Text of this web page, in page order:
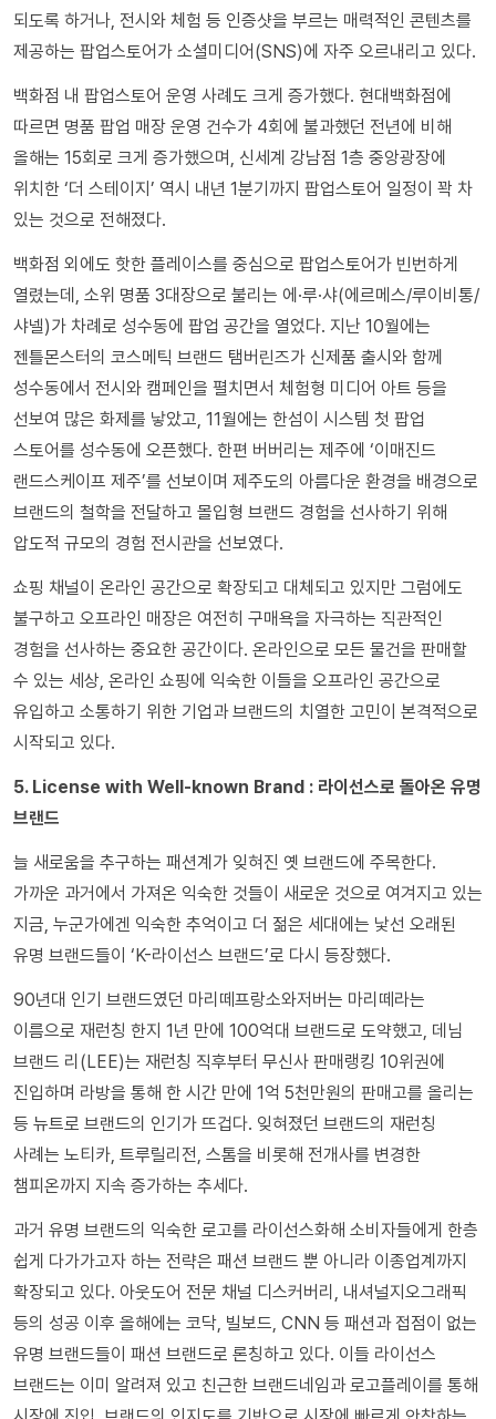
되도록 하거나, 전시와 체험 등 인증샷을 부르는 매력적인 콘텐츠를
제공하는 팝업스토어가 소셜미디어(SNS)에 자주 오르내리고 있다.
백화점 내 팝업스토어 운영 사례도 크게 증가했다. 현대백화점에
따르면 명품 팝업 매장 운영 건수가 4회에 불과했던 전년에 비해
올해는 15회로 크게 증가했으며, 신세계 강남점 1층 중앙광장에
위치한 ‘더 스테이지’ 역시 내년 1분기까지 팝업스토어 일정이 꽉 차
있는 것으로 전해졌다.
백화점 외에도 핫한 플레이스를 중심으로 팝업스토어가 빈번하게
열렸는데, 소위 명품 3대장으로 불리는 에·루·샤(에르메스/루이비통/
샤넬)가 차례로 성수동에 팝업 공간을 열었다. 지난 10월에는
젠틀몬스터의 코스메틱 브랜드 탬버린즈가 신제품 출시와 함께
성수동에서 전시와 캠페인을 펼치면서 체험형 미디어 아트 등을
선보여 많은 화제를 낳았고, 11월에는 한섬이 시스템 첫 팝업
스토어를 성수동에 오픈했다. 한편 버버리는 제주에 ‘이매진드
랜드스케이프 제주’를 선보이며 제주도의 아름다운 환경을 배경으로
브랜드의 철학을 전달하고 몰입형 브랜드 경험을 선사하기 위해
압도적 규모의 경험 전시관을 선보였다.
쇼핑 채널이 온라인 공간으로 확장되고 대체되고 있지만 그럼에도
불구하고 오프라인 매장은 여전히 구매욕을 자극하는 직관적인
경험을 선사하는 중요한 공간이다. 온라인으로 모든 물건을 판매할
수 있는 세상, 온라인 쇼핑에 익숙한 이들을 오프라인 공간으로
유입하고 소통하기 위한 기업과 브랜드의 치열한 고민이 본격적으로
시작되고 있다.
5. License with Well-known Brand : 라이선스로 돌아온 유명
브랜드
늘 새로움을 추구하는 패션계가 잊혀진 옛 브랜드에 주목한다.
가까운 과거에서 가져온 익숙한 것들이 새로운 것으로 여겨지고 있는
지금, 누군가에겐 익숙한 추억이고 더 젊은 세대에는 낯선 오래된
유명 브랜드들이 ‘K-라이선스 브랜드’로 다시 등장했다.
90년대 인기 브랜드였던 마리떼프랑소와저버는 마리떼라는
이름으로 재런칭 한지 1년 만에 100억대 브랜드로 도약했고, 데님
브랜드 리(LEE)는 재런칭 직후부터 무신사 판매랭킹 10위권에
진입하며 라방을 통해 한 시간 만에 1억 5천만원의 판매고를 올리는
등 뉴트로 브랜드의 인기가 뜨겁다. 잊혀졌던 브랜드의 재런칭
사례는 노티카, 트루릴리전, 스톰을 비롯해 전개사를 변경한
챔피온까지 지속 증가하는 추세다.
과거 유명 브랜드의 익숙한 로고를 라이선스화해 소비자들에게 한층
쉽게 다가가고자 하는 전략은 패션 브랜드 뿐 아니라 이종업계까지
확장되고 있다. 아웃도어 전문 채널 디스커버리, 내셔널지오그래픽
등의 성공 이후 올해에는 코닥, 빌보드, CNN 등 패션과 접점이 없는
유명 브랜드들이 패션 브랜드로 론칭하고 있다. 이들 라이선스
브랜드는 이미 알려져 있고 친근한 브랜드네임과 로고플레이를 통해